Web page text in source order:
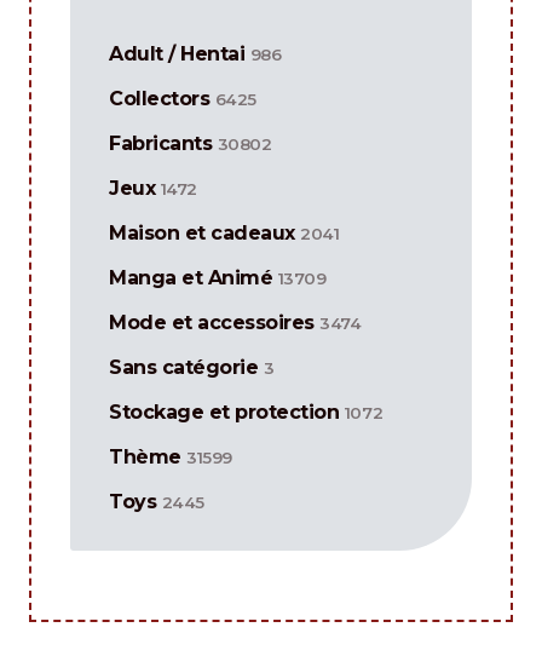
Adult / Hentai 986
Collectors 6425
Fabricants 30802
Jeux 1472
Maison et cadeaux 2041
Manga et Animé 13709
Mode et accessoires 3474
Sans catégorie 3
Stockage et protection 1072
Thème 31599
Toys 2445